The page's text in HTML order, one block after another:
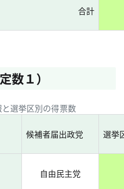
合計
数１）
選挙区別の得票数
候補者届出政党 選挙
自由民主党